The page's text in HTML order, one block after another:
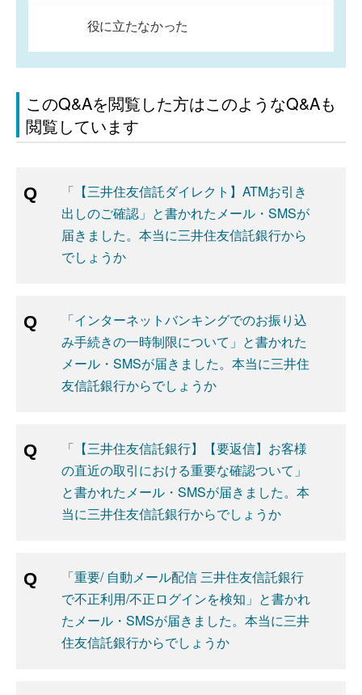
役に立たなかった
このQ&Aを閲覧した方はこのようなQ&Aも
閲覧しています
「【三井住友信託ダイレクト】ATMお引き
出しのご確認」と書かれたメール・SMSが
届きました。本当に三井住友信託銀行から
でしょうか
「インターネットバンキングでのお振り込
み手続きの一時制限について」と書かれた
メール・SMSが届きました。本当に三井住
友信託銀行からでしょうか
「【三井住友信託銀行】【要返信】お客様
の直近の取引における重要な確認ついて」
と書かれたメール・SMSが届きました。本
当に三井住友信託銀行からでしょうか
「重要/ 自動メール配信 三井住友信託銀行
で不正利用/不正ログインを検知」と書かれ
たメール・SMSが届きました。本当に三井
住友信託銀行からでしょうか